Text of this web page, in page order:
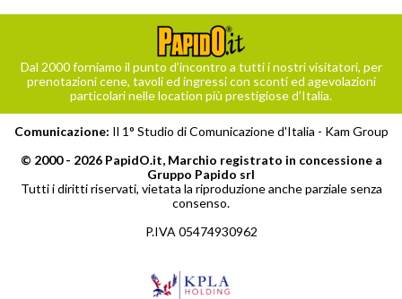
Dal 2000 forniamo il punto d’incontro a tutti i nostri visitatori, per
prenotazioni cene, tavoli ed ingressi con sconti ed agevolazioni
particolari nelle location più prestigiose d’Italia.
Comunicazione: Il 1° Studio di Comunicazione d'Italia - Kam Group
© 2000 - 2026 PapidO.it, Marchio registrato in concessione a
Gruppo Papido srl
Tutti i diritti riservati, vietata la riproduzione anche parziale senza
consenso.
P.IVA 05474930962